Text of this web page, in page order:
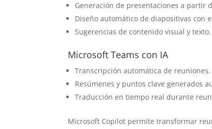
Generación de presentaciones a partir
Diseño automático de diapositivas con
Sugerencias de contenido visual y texto.
Microsoft Teams con IA
Transcripción automática de reuniones.
Resúmenes y puntos clave generados
Traducción en tiempo real durante
Microsoft Copilot permite transformar